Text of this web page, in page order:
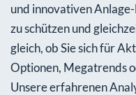
und innovativen
zu schützen und
gleich, ob Sie sich für
Optionen, Megatrends
Unsere erfahrenen